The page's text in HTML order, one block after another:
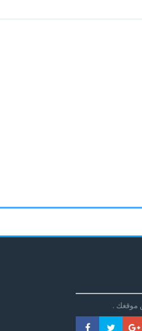
موقغك .